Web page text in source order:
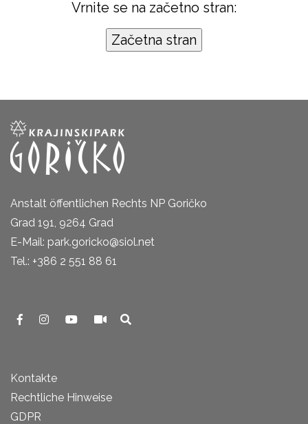
Vrnite se na začetno stran:
Anstalt öffentlichen Rechts NP Goričko
Grad 191, 9264 Grad
E-Mail: park.goricko@siol.net
Tel.: +386 2 551 88 61
Kontakte
Rechtliche Hinweise
GDPR